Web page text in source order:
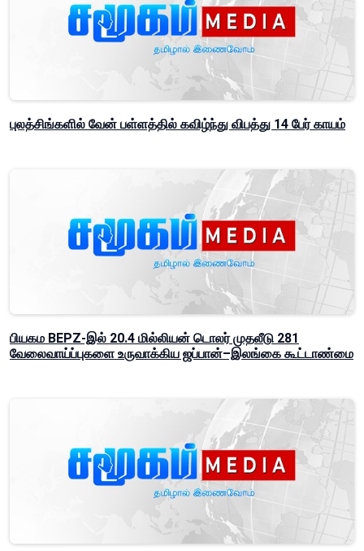
புலத்சிங்களில் வேன் பள்ளத்தில் கவிழ்ந்து விபத்து 14 பேர் காயம்
பியகம BEPZ-இல் 20.4 மில்லியன் டொலர் முதலீடு 281
வேலைவாய்ப்புகளை உருவாக்கிய ஜப்பான்–இலங்கை கூட்டாண்மை